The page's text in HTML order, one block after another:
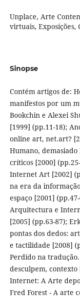
Unplace, Arte
virtuais, Exposições,
Sinopse
Contém artigos de:
manifestos por um
Bookchin e Alexei
[1999] (pp.11-18);
online art, net.art?
Humano, demasiado
críticos [2000]
Internet Art [2002]
na era da
espaço [2001]
Arquitectura e
[2005] (pp.63-87);
pontas dos dedos:
e tactilidade [2008]
Perdido na
desculpem, contexto
Internet: A Arte
Fred Forest - A arte